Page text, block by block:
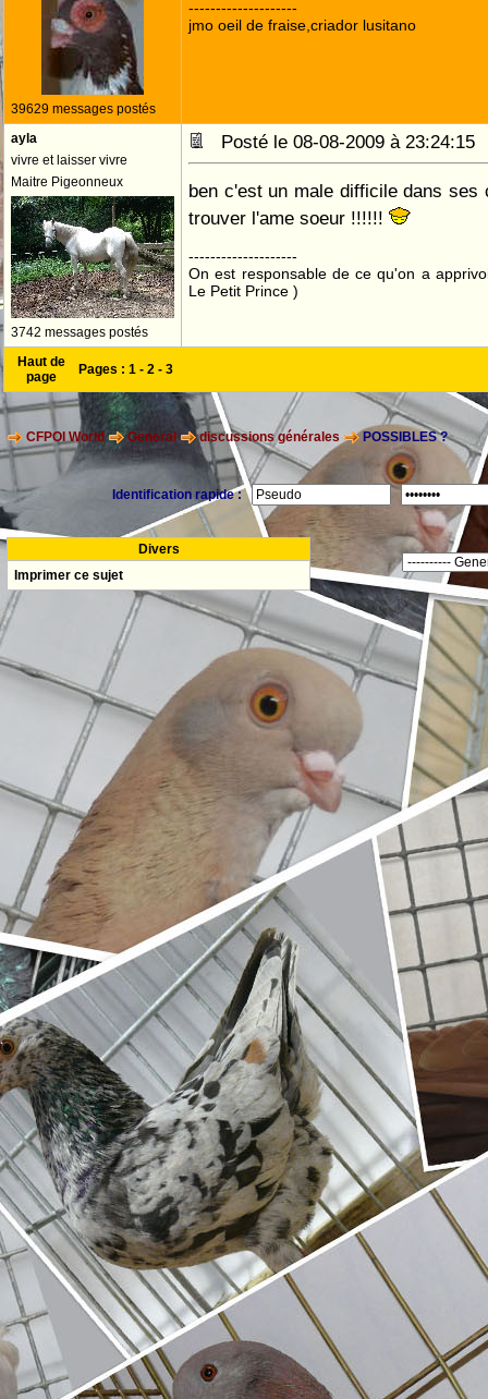
39629 messages postés
--------------------
jmo oeil de fraise,criador lusitano
ayla
vivre et laisser vivre
Maitre Pigeonneux
3742 messages postés
Posté le 08-08-2009 à
ben c'est un male difficile dans
trouver l'ame soeur !!!!!!
--------------------
On est responsable de ce qu'on a
Le Petit Prince )
Haut de
page
Pages : 1 - 2 - 3
CFPOI World General discussions générales POSSIBLES ?
Identification rapide :
Divers
Imprimer ce sujet